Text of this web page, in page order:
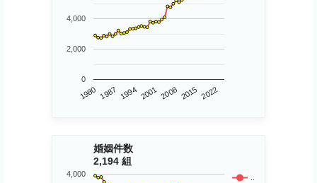
1980 1987 1994 2001 2008 2015 2022
0
2,000
4,000
婚姻件数
2,194 組
..
4,000